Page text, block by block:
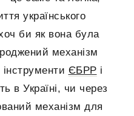
українського
би як вона була
механізм
інструменти ЄБРР і
в Україні, чи через
механізм для